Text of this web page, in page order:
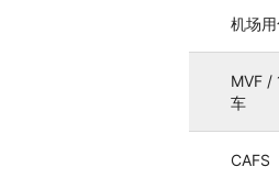
机场
MVF /
车